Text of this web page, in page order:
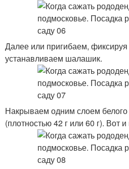
Далее или пригибаем,
устанавливаем шалашик.
Накрываем одним слоем белого
(плотностью 42 г или 60 г). Вот и